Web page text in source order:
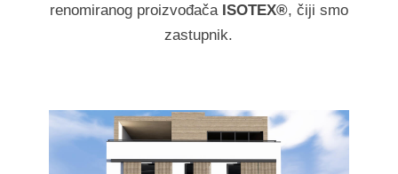
renomiranog proizvođača ISOTEX®, čiji smo
zastupnik.